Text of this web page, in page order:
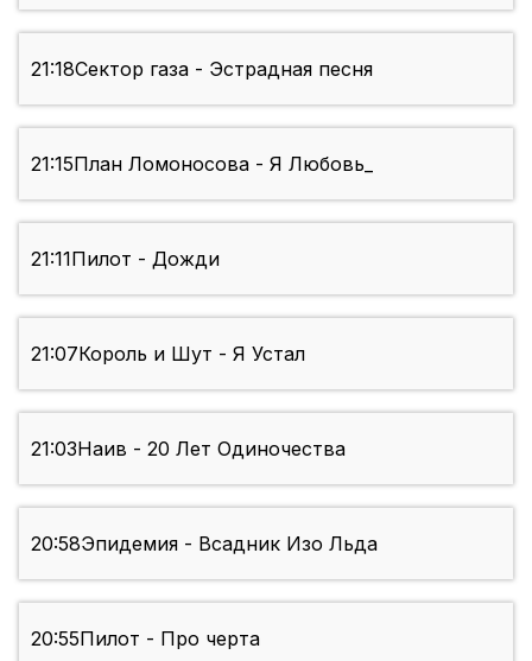
21:18Сектор газа - Эстрадная песня
21:15План Ломоносова - Я Любовь_
21:11Пилот - Дожди
21:07Король и Шут - Я Устал
21:03Наив - 20 Лет Одиночества
20:58Эпидемия - Всадник Изо Льда
20:55Пилот - Про черта